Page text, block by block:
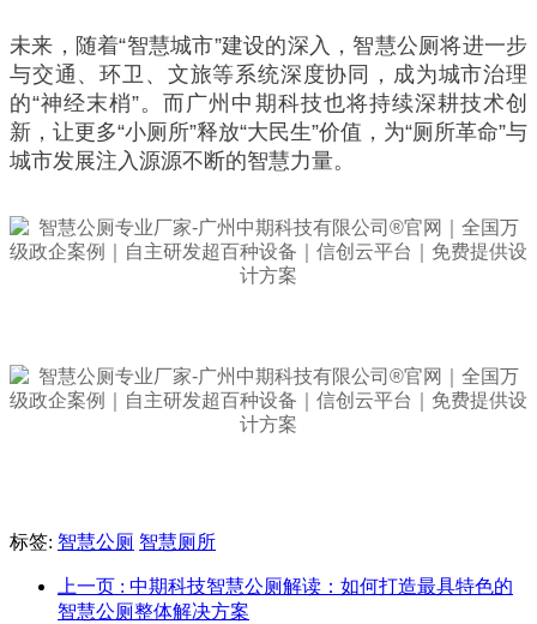
未来，随着“智慧城市”建设的深入，智慧公厕将进一步
与交通、环卫、文旅等系统深度协同，成为城市治理
的“神经末梢”。而广州中期科技也将持续深耕技术创
新，让更多“小厕所”释放“大民生”价值，为“厕所革命”与
城市发展注入源源不断的智慧力量。
标签: 智慧公厕 智慧厕所
上一页 : 中期科技智慧公厕解读：如何打造最具特色的
智慧公厕整体解决方案